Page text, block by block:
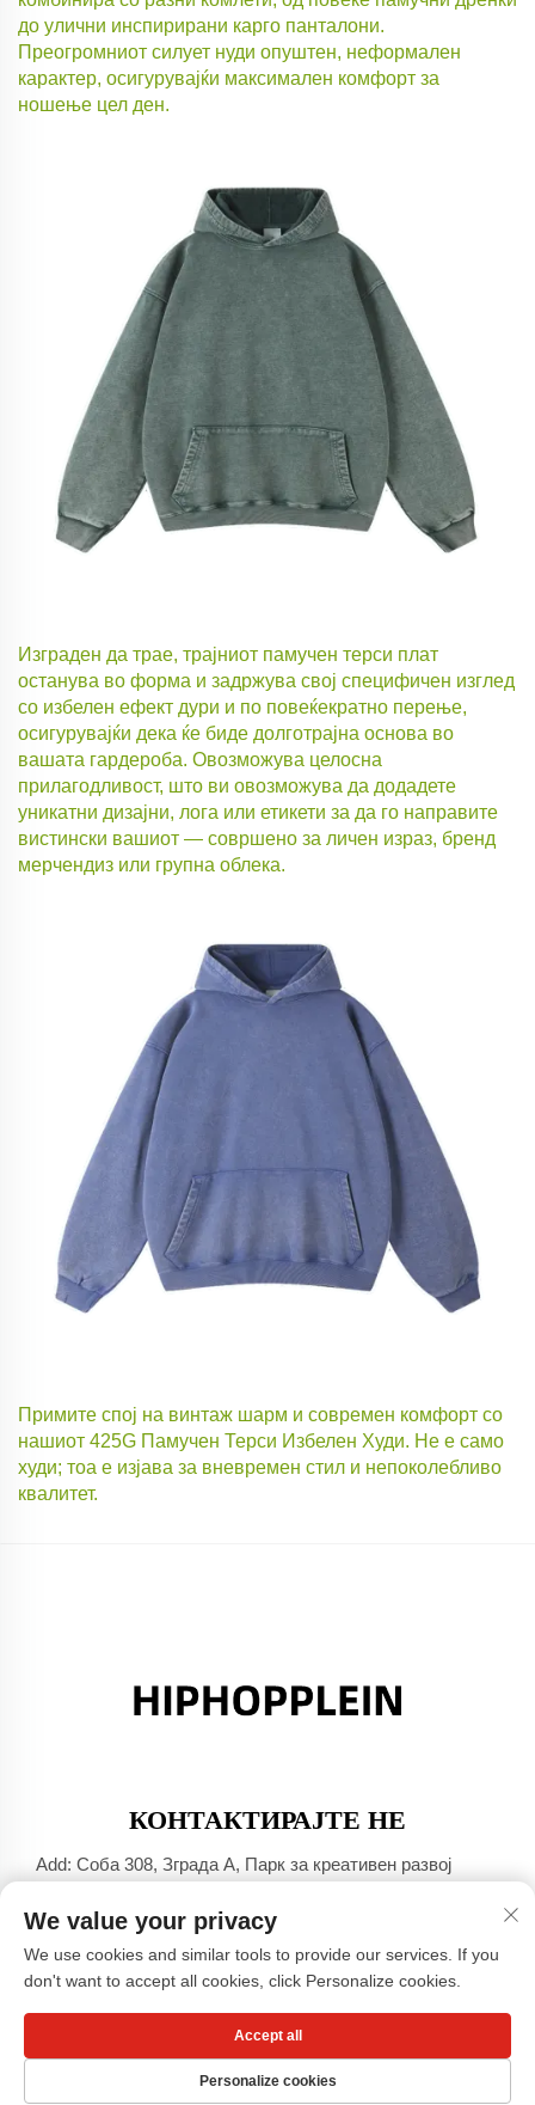
до улични инспирирани карго панталони.
Преогромниот силует нуди опуштен, неформален
карактер, осигурувајќи максимален комфорт за
ношење цел ден.
Изграден да трае, трајниот памучен терси плат
останува во форма и задржува свој специфичен изглед
со избелен ефект дури и по повеќекратно перење,
осигурувајќи дека ќе биде долготрајна основа во
вашата гардероба. Овозможува целосна
прилагодливост, што ви овозможува да додадете
уникатни дизајни, лога или етикети за да го направите
вистински вашиот — совршено за личен израз, бренд
мерчендиз или групна облека.
Примите спој на винтаж шарм и современ комфорт со
нашиот 425G Памучен Терси Избелен Худи. Не е само
худи; тоа е изјава за вневремен стил и непоколебливо
квалитет.
КОНТАКТИРАЈТЕ НЕ
Add: Соба 308, Зграда А, Парк за креативен развој
Тел.:+86-17304049586
Е-пошта:[email protected]
Авторски права © Гуангџоу Сиаохонгшу Компанија за
облека, ОДТ -Политика за приватност
We value your privacy
We use cookies and similar tools to provide our services. If you
don't want to accept all cookies, click Personalize cookies.
Personalize cookies
Accept all